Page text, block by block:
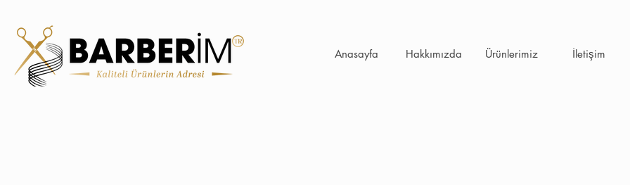
Anasayfa Hakkımızda Ürünlerimiz İletişim